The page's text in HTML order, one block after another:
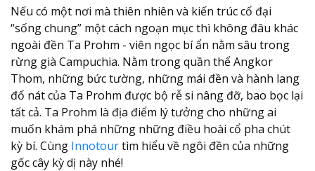
Nếu có một nơi mà thiên nhiên và kiến trúc cổ đại
“sống chung” một cách ngoạn mục thì không đâu khác
ngoài đền Ta Prohm - viên ngọc bí ẩn nằm sâu trong
rừng già Campuchia. Nằm trong quần thể Angkor
Thom, những bức tường, những mái đền và hành lang
đổ nát của Ta Prohm được bộ rễ si nâng đỡ, bao bọc lại
tất cả. Ta Prohm là địa điểm lý tưởng cho những ai
muốn khám phá những những điều hoài cổ pha chút
kỳ bí. Cùng Innotourtìm hiểu về ngôi đền của những
gốc cây kỳ dị này nhé!